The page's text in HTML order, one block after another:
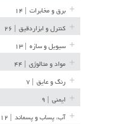
برق و مخابرات
کنترل و ابزاردقیق
سیویل و سازه
مواد و متالوژی
رنگ و عایق
ایمنی
آب، پساب و پسماند